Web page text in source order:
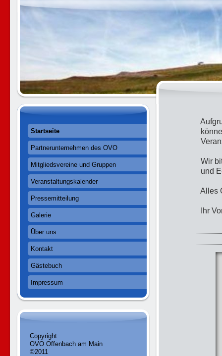
Wir
und
Alles
Ihr
Startseite
Partnerunternehmen des OVO
Mitgliedsvereine und Gruppen
Veranstaltungskalender
Pressemitteilung
Galerie
Über uns
Kontakt
Gästebuch
Impressum
Copyright
OVO Offenbach am Main
©2011